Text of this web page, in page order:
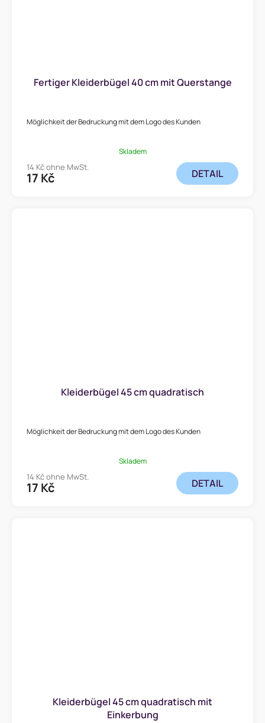
Fertiger Kleiderbügel 40 cm mit Querstange
Möglichkeit der Bedruckung mit dem Logo des Kunden
Skladem
14 Kč ohne MwSt.
17 Kč DETAIL
Kleiderbügel 45 cm quadratisch
Möglichkeit der Bedruckung mit dem Logo des Kunden
Skladem
14 Kč ohne MwSt.
17 Kč DETAIL
Kleiderbügel 45 cm quadratisch mit
Einkerbung